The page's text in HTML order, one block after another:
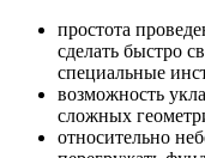
простота
сделать быстро
специальные
возможность
сложных
относительно